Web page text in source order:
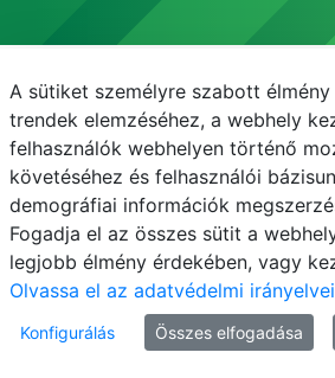
Email Telefonkönyv
Médiaközpont
Adatvédelem
© MATE 2021
A sütiket személyre szabott élmény
trendek elemzéséhez, a webhely
felhasználók webhelyen történő
követéséhez és felhasználói
demográfiai információk
Fogadja el az összes sütit a
legjobb élmény érdekében, vagy
Olvassa el az adatvédelmi
Konfigurálás Összes elfogadása